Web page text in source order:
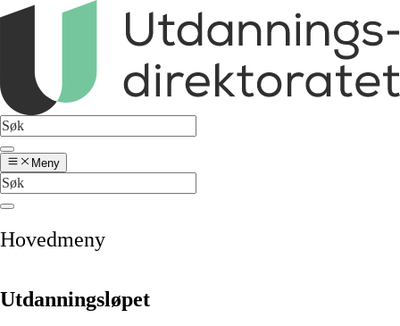
Meny
Hovedmeny
Utdanningsløpet